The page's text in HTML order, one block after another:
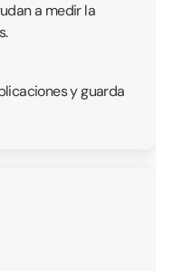
a medir la
y guarda